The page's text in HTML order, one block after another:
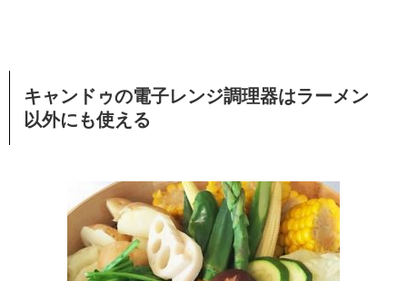
キャンドゥの電子レンジ調理器はラーメン
以外にも使える